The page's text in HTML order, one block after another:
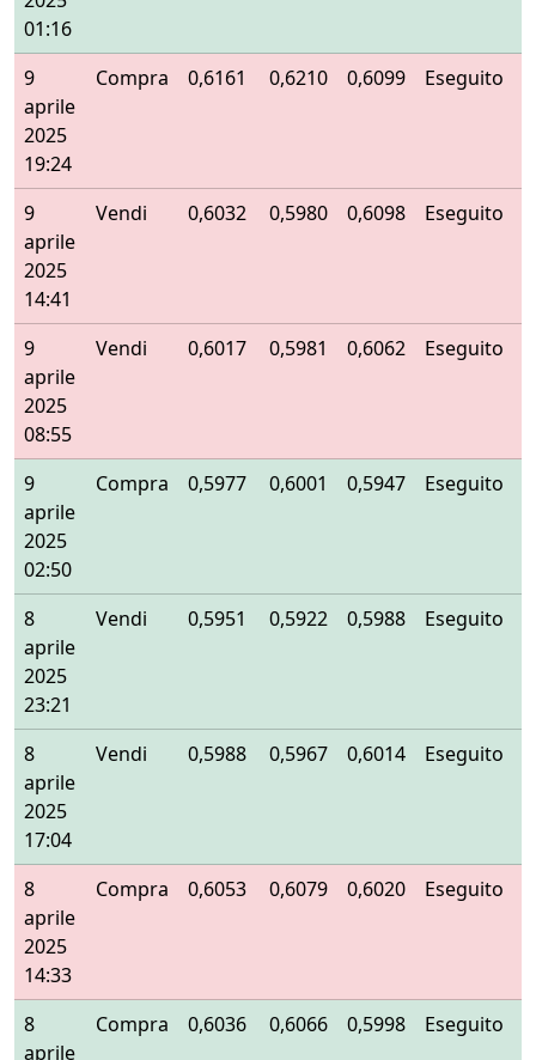
01:16
9
aprile
2025
19:24
Compra 0,6161 0,6210 0,6099 Eseguito
9
aprile
2025
14:41
Vendi 0,6032 0,5980 0,6098 Eseguito
9
aprile
2025
08:55
Vendi 0,6017 0,5981 0,6062 Eseguito
9
aprile
2025
02:50
Compra 0,5977 0,6001 0,5947 Eseguito
8
aprile
2025
23:21
Vendi 0,5951 0,5922 0,5988 Eseguito
8
aprile
2025
17:04
Vendi 0,5988 0,5967 0,6014 Eseguito
8
aprile
2025
14:33
Compra 0,6053 0,6079 0,6020 Eseguito
8
aprile
Compra 0,6036 0,6066 0,5998 Eseguito